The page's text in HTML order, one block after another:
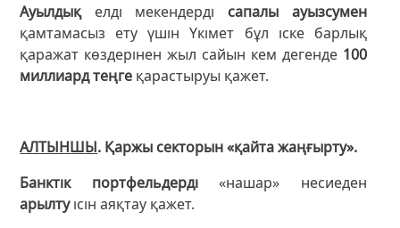
Ауылдықелді мекендерді сапалы ауызсумен
қамтамасыз ету үшін Үкімет бұл іске барлық
қаражат көздерінен жыл сайын кем дегенде 100
миллиард теңге қарастыруы қажет.
АЛТЫНШЫ. Қаржы секторын «қайта жаңғырту».
Банктік портфельдерді«нашар» несиеден
арылтуісін аяқтау қажет.